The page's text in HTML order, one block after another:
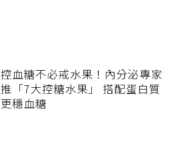
控血糖不必戒水果！內分泌專家
推「7大控糖水果」 搭配蛋白質
更穩血糖